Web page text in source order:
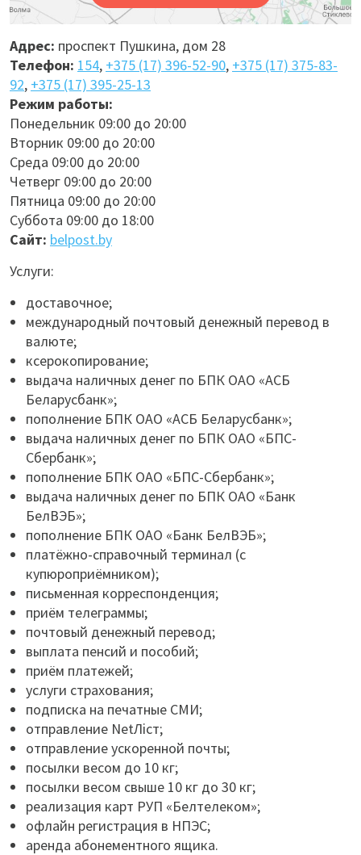
Адрес: проспект Пушкина, дом 28
Телефон: 154, +375 (17) 396-52-90, +375 (17) 375-83-
92, +375 (17) 395-25-13
Режим работы:
Понедельник 09:00 до 20:00
Вторник 09:00 до 20:00
Среда 09:00 до 20:00
Четверг 09:00 до 20:00
Пятница 09:00 до 20:00
Суббота 09:00 до 18:00
Сайт: belpost.by
Услуги:
доставочное;
международный почтовый денежный перевод в
валюте;
ксерокопирование;
выдача наличных денег по БПК ОАО «АСБ
Беларусбанк»;
пополнение БПК ОАО «АСБ Беларусбанк»;
выдача наличных денег по БПК ОАО «БПС-
Сбербанк»;
пополнение БПК ОАО «БПС-Сбербанк»;
выдача наличных денег по БПК ОАО «Банк
БелВЭБ»;
пополнение БПК ОАО «Банк БелВЭБ»;
платёжно-справочный терминал (с
купюроприёмником);
письменная корреспонденция;
приём телеграммы;
почтовый денежный перевод;
выплата пенсий и пособий;
приём платежей;
услуги страхования;
подписка на печатные СМИ;
отправление NetЛiст;
отправление ускоренной почты;
посылки весом до 10 кг;
посылки весом свыше 10 кг до 30 кг;
реализация карт РУП «Белтелеком»;
офлайн регистрация в НПЭС;
аренда абонементного ящика.